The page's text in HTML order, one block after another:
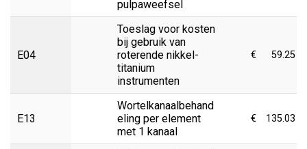
pulpaweefsel
E04
Toeslag voor kosten
bij gebruik van
roterende nikkel-
titanium
instrumenten
€ 59.25
E13
Wortelkanaalbehand
eling per element
met 1 kanaal
€ 135.03